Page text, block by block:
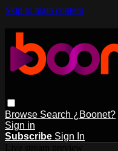
Skip to main content
Browse Search ¿Boonet?
Sign in
Subscribe Sign In